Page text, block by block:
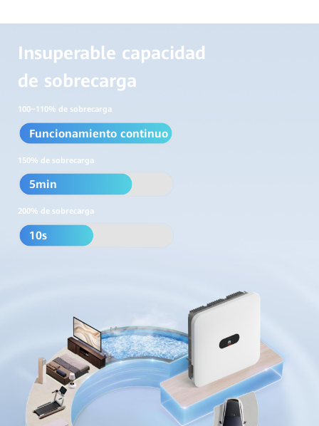
Insuperable capacidad
de sobrecarga
100~110% de sobrecarga
Funcionamiento continuo
150% de sobrecarga
5min
200% de sobrecarga
10s